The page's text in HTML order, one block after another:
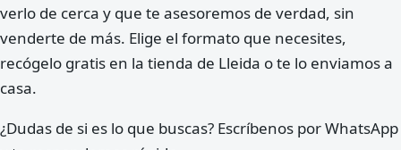
verlo de cerca y que te asesoremos de verdad, sin
venderte de más. Elige el formato que necesites,
recógelo gratis en la tienda de Lleida o te lo enviamos a
casa.
¿Dudas de si es lo que buscas? Escríbenos por WhatsApp